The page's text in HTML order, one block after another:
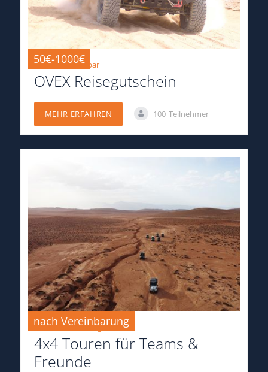
50€-1000€
jederzeit einlösbar
OVEX Reisegutschein
MEHR ERFAHREN 100 Teilnehmer
nach Vereinbarung
nach Vereinbarung
4x4 Touren für Teams &
Freunde